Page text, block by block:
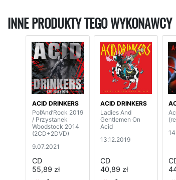
INNE PRODUKTY TEGO WYKONAWCY
ACID DRINKERS
Pol’And’Rock 2019
/ Przystanek
Woodstock 2014
(2CD+2DVD)
9.07.2021
CD
55,89 zł
ACID DRINKERS
Ladies And
Gentlemen On
Acid
13.12.2019
CD
40,89 zł